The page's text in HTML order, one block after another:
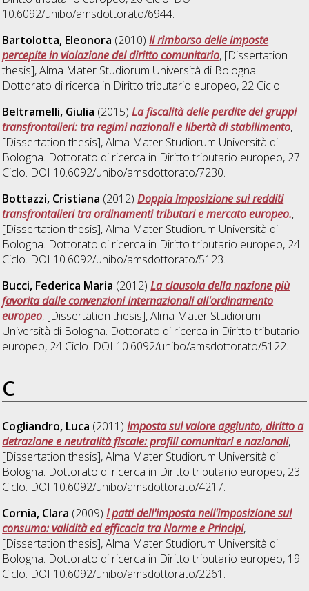
10.6092/unibo/amsdottorato/6944.
Bartolotta, Eleonora (2010)Il rimborso delle imposte
percepite in violazione del diritto comunitario, [Dissertation
thesis], Alma Mater Studiorum Università di Bologna.
Dottorato di ricerca in Diritto tributario europeo, 22 Ciclo.
Beltramelli, Giulia (2015)La fiscalità delle perdite dei gruppi
transfrontalieri: tra regimi nazionali e libertà di stabilimento,
[Dissertation thesis], Alma Mater Studiorum Università di
Bologna. Dottorato di ricerca in Diritto tributario europeo, 27
Ciclo. DOI 10.6092/unibo/amsdottorato/7230.
Bottazzi, Cristiana (2012)Doppia imposizione sui redditi
transfrontalieri tra ordinamenti tributari e mercato europeo.,
[Dissertation thesis], Alma Mater Studiorum Università di
Bologna. Dottorato di ricerca in Diritto tributario europeo, 24
Ciclo. DOI 10.6092/unibo/amsdottorato/5123.
Bucci, Federica Maria (2012)La clausola della nazione più
favorita dalle convenzioni internazionali all'ordinamento
europeo, [Dissertation thesis], Alma Mater Studiorum
Università di Bologna. Dottorato di ricerca in Diritto tributario
europeo, 24 Ciclo. DOI 10.6092/unibo/amsdottorato/5122.
C
Cogliandro, Luca (2011)Imposta sul valore aggiunto, diritto a
detrazione e neutralità fiscale: profili comunitari e nazionali,
[Dissertation thesis], Alma Mater Studiorum Università di
Bologna. Dottorato di ricerca in Diritto tributario europeo, 23
Ciclo. DOI 10.6092/unibo/amsdottorato/4217.
Cornia, Clara (2009)I patti dell'imposta nell'imposizione sul
consumo: validità ed efficacia tra Norme e Principi,
[Dissertation thesis], Alma Mater Studiorum Università di
Bologna. Dottorato di ricerca in Diritto tributario europeo, 19
Ciclo. DOI 10.6092/unibo/amsdottorato/2261.